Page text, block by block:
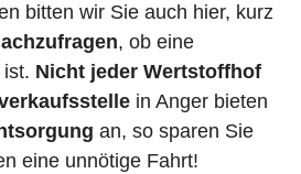
bitten wir Sie auch hier, kurz
, ob eine
Nicht jeder Wertstoffhof
in Anger bieten
an, so sparen Sie
eine unnötige Fahrt!